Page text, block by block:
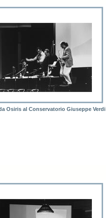
Osiris al Conservatorio Giuseppe Verdi